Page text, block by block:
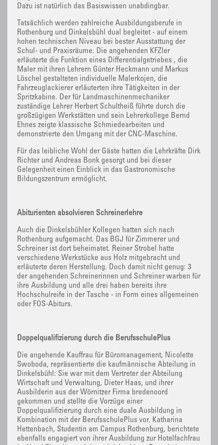
Dazu ist natürlich das Basiswissen unabdingbar.
Tatsächlich werden zahlreiche Ausbildungsberufe in
Rothenburg und Dinkelsbühl dual begleitet - auf einem
hohen technischen Niveau bei bester Ausstattung der
Schul- und Praxisräume. Die angehenden KFZler
erläuterte die Funktion eines Differentialgetriebes , die
Maler mit ihren Lehrern Günter Heckmann und Markus
Löschel gestalteten individuelle Malerkojen, die
Fahrzeuglackierer erläuterten ihre Tätigkeiten in der
Spritzkabine. Der für Landmaschinenmechaniker
zuständige Lehrer Herbert Schultheiß führte durch die
großzügigen Werkstätten und sein Lehrerkollege Bernd
Ehnes zeigte klassische Schmiedearbeiten und
demonstrierte den Umgang mit der CNC-Maschine.
Für das leibliche Wohl der Gäste hatten die Lehrkräfte Dirk
Richter und Andreas Bonk gesorgt und bei dieser
Gelegenheit einen Einblick in das Gastronomische
Bildungszentrum ermöglicht.
Abiturienten absolvieren Schreinerlehre
Auch die Dinkelsbühler Kollegen hatten sich nach
Rothenburg aufgemacht. Das BGJ für Zimmerer und
Schreiner ist dort beheimatet. Reiner Strobel hatte
verschiedene Werkstücke aus Holz mitgebracht und
erläuterte deren Herstellung. Doch damit nicht genug: 3
der angehenden Schreinerinnen und Schreiner warben für
ihre Ausbildung und alle drei haben bereits ihre
Hochschulreife in der Tasche - in Form eines allgemeinen
oder FOS-Abiturs.
Doppelqualifizierung durch die BerufsschulePlus
Die angehende Kauffrau für Büromanagement, Nicolette
Swoboda, repräsentierte die kaufmännische Abteilung in
Dinkelsbühl: Sie war mit dem Vertreter der Abteilung
Wirtschaft und Verwaltung, Dieter Haas, und ihrer
Ausbilderin aus der Wörnitzer Firma bredenoord
gekommen und stellte die Vorzüge einer
Doppelqualifizierung durch eine duale Ausbildung in
Kombination mit der BerufsschulePlus vor. Katharina
Hettenbach, Studentin am Campus Rothenburg, berichtete
ebenfalls engagiert von ihrer Ausbildung zur Hotelfachfrau